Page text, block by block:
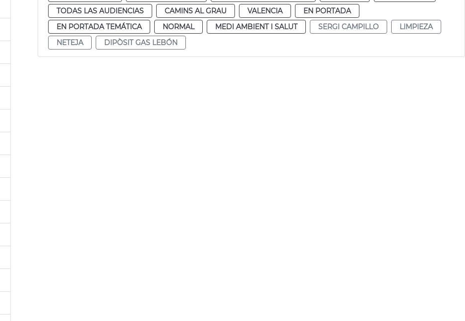
TODAS LAS AUDIENCIAS
CAMINS AL GRAU VALENCIA
EN PORTADA
EN PORTADA TEMÁTICA
NORMAL MEDI AMBIENT I SALUT SERGI CAMPILLO
LIMPIEZA
NETEJA
DIPÒSIT GAS LEBÓN